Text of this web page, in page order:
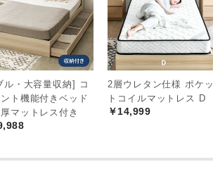
6カラー
ル・大容量収納] コ
ト機能付きベッド
マットレス付き
2層ウレタン仕様 ポケッ
トコイルマットレス D
￥14,999